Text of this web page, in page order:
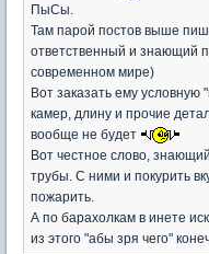
ПыСы.
Там парой постов выше
ответственный и знающий
современном мире)
Вот заказать ему
камер, длину и прочие
вообще не будет
Вот честное слово,
трубы. С ними и покурить
пожарить.
А по барахолкам в инете
из этого "абы зря чего"